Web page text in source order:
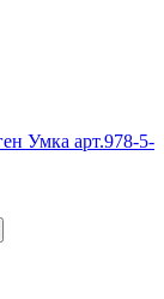
Умка арт.978-5-